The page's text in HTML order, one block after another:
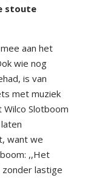
stoute
aan het
wie nog
is van
met muziek
Slotboom
want we
,,Het
lastige